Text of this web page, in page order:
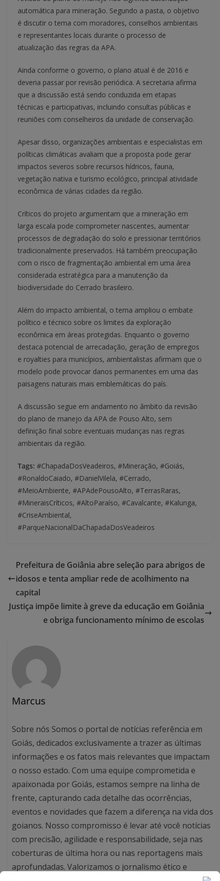
automática para mineração. Segundo a pasta, o objetivo
é discutir o tema com moradores, conselhos ambientais
e representantes locais durante o processo de
atualização das regras da APA.
Ainda conforme o governo, o plano atual é de 2016 e
deveria passar por revisão periódica. A secretaria afirma
que a discussão está sendo conduzida em etapas
técnicas e participativas, incluindo consultas públicas e
reuniões com conselheiros da unidade de conservação.
Apesar disso, organizações ambientais e especialistas em
políticas climáticas avaliam que a proposta pode gerar
impactos severos sobre recursos hídricos, fauna,
vegetação nativa e turismo ecológico, principal atividade
econômica de várias cidades da região.
Críticos do projeto argumentam que a mineração em
larga escala pode comprometer nascentes, aumentar
processos de degradação do solo e pressionar territórios
tradicionalmente preservados. Há também preocupação
com o risco de fragmentação ambiental em uma área
considerada estratégica para a manutenção da
biodiversidade do Cerrado brasileiro.
Além do impacto ambiental, o tema ampliou o embate
político e técnico sobre os limites da exploração
econômica em áreas protegidas. Enquanto o governo
destaca potencial de arrecadação, geração de empregos
e royalties para municípios, ambientalistas afirmam que o
modelo pode provocar danos permanentes em uma das
paisagens naturais mais emblemáticas do país.
A discussão segue em andamento no âmbito da revisão
do plano de manejo da APA de Pouso Alto, sem
definição final sobre eventuais mudanças nas regras
ambientais da região.
Tags: #ChapadaDosVeadeiros, #Mineração, #Goiás,
#RonaldoCaiado, #DanielVilela, #Cerrado,
#MeioAmbiente, #APAdePousoAlto, #TerrasRaras,
#MineraisCríticos, #AltoParaíso, #Cavalcante, #Kalunga,
#CriseAmbiental,
#ParqueNacionalDaChapadaDosVeadeiros
Prefeitura de Goiânia abre seleção para abrigos de
idosos e tenta ampliar rede de acolhimento na
capital
Justiça impõe limite à greve da educação em Goiânia
e obriga funcionamento mínimo de escolas
Marcus
Sobre nós Somos o portal de notícias referência em
Goiás, dedicados exclusivamente a trazer as últimas
informações e os fatos mais relevantes que impactam
o nosso estado. Com uma equipe comprometida e
apaixonada por Goiás, estamos sempre na linha de
frente, capturando cada detalhe das ocorrências,
eventos e novidades que fazem a diferença na vida dos
goianos. Nosso compromisso é levar até você notícias
com precisão, agilidade e responsabilidade, seja nas
coberturas de última hora ou nas reportagens mais
aprofundadas. Valorizamos o jornalismo ético e